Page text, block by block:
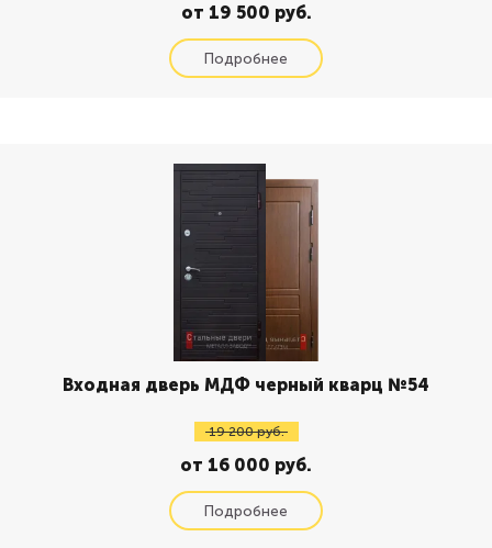
от 19 500 руб.
Входная дверь МДФ черный кварц №54
19 200 руб.
от 16 000 руб.